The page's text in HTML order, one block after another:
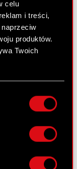
celu
i treści,
produktów.
Twoich
nawet
aktywnie
je zbiory
serii C1